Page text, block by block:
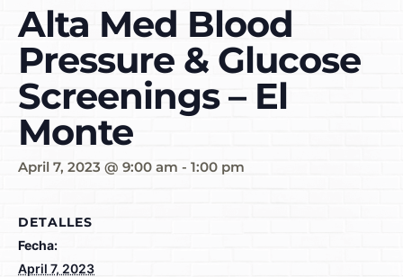
Alta Med Blood
Pressure & Glucose
Screenings – El
Monte
April 7, 2023 @ 9:00 am - 1:00 pm
DETALLES
Fecha:
April 7, 2023